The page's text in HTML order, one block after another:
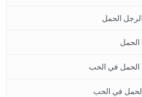
الحمل
الحمل في الحب
في الحب